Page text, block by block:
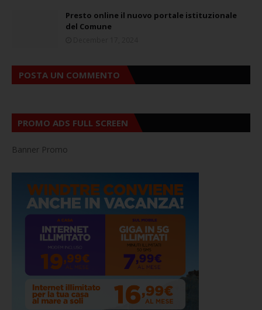
Presto online il nuovo portale istituzionale
del Comune
POSTA UN COMMENTO
PROMO ADS FULL SCREEN
Banner Promo